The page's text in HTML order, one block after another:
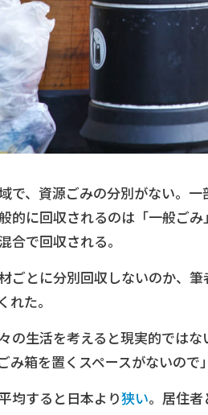
で、資源ごみの分別がない。
的に回収されるのは「一般ご
合で回収される。
ごとに分別回収しないのか、
れた。
の生活を考えると現実的では
み箱を置くスペースがないので」
均すると日本より狭い。居住者